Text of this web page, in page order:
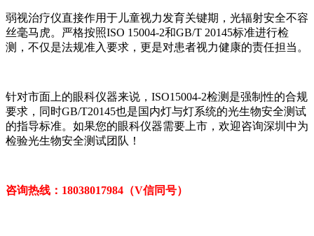
弱视治疗仪直接作用于儿童视力发育关键期，光辐射安全不容
丝毫马虎。严格按照ISO 15004-2和GB/T 20145标准进行检
测，不仅是法规准入要求，更是对患者视力健康的责任担当。
针对市面上的眼科仪器来说，ISO15004-2检测是强制性的合规
要求，同时GB/T20145也是国内灯与灯系统的光生物安全测试
的指导标准。如果您的眼科仪器需要上市，欢迎咨询深圳中为
检验光生物安全测试团队！
咨询热线：18038017984（V信同号）